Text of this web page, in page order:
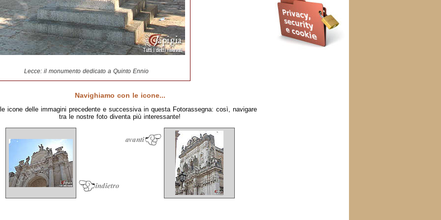
Lecce: il monumento dedicato a Quinto Ennio
Navighiamo con le icone...
icone delle immagini precedente e successiva in questa Fotorassegna: così, navigare
tra le nostre foto diventa più interessante!